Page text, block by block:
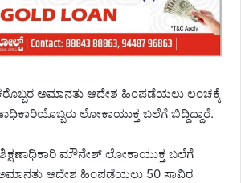
ಅಮಾನತು ಆದೇಶ ಹಿಂಪಡೆಯಲು ಲಂಚಕ್ಕೆ
ಲೋಕಾಯುಕ್ತ ಬಲೆಗೆ ಬಿದ್ದಿದ್ದಾರೆ.
ಶಿಕ್ಷಣಾಧಿಕಾರಿ ಮೌನೇಶ್ ಲೋಕಾಯುಕ್ತ ಬಲೆಗೆ
ಅಮಾನತು ಆದೇಶ ಹಿಂಪಡೆಯಲು 50 ಸಾವಿರ